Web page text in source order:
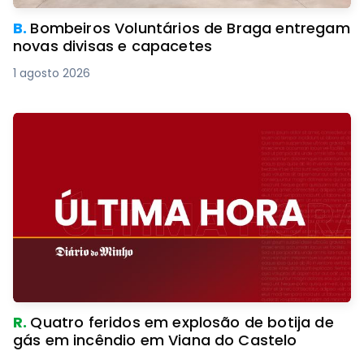
B. Bombeiros Voluntários de Braga entregam
novas divisas e capacetes
1 agosto 2026
R. Quatro feridos em explosão de botija de
gás em incêndio em Viana do Castelo